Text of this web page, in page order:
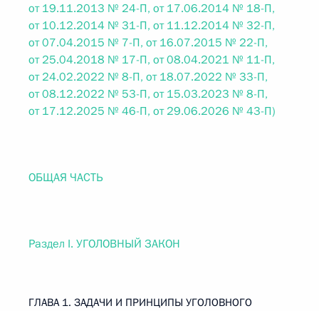
от 19.11.2013 № 24-П, от 17.06.2014 № 18-П,
от 10.12.2014 № 31-П, от 11.12.2014 № 32-П,
от 07.04.2015 № 7-П, от 16.07.2015 № 22-П,
от 25.04.2018 № 17-П, от 08.04.2021 № 11-П,
от 24.02.2022 № 8-П, от 18.07.2022 № 33-П,
от 08.12.2022 № 53-П, от 15.03.2023 № 8-П,
от 17.12.2025 № 46-П, от 29.06.2026 № 43-П)
ОБЩАЯ ЧАСТЬ
Раздел I. УГОЛОВНЫЙ ЗАКОН
ГЛАВА 1. ЗАДАЧИ И ПРИНЦИПЫ УГОЛОВНОГО